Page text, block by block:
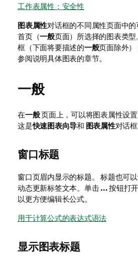
工作表属性：安全性
图表属性对话框的不同属性页面中
首页（一般页面）所选择的图表类型
框（下面将要描述的一般页面除外
参阅说明具体图表的章节。
一般
在一般页面上，可以将图表属性设置
这是快速图表向导和 图表属性对话框
窗口标题
窗口页眉内显示的标题。 标题也可
动态更新标签文本。单击...按钮打开
以更方便编辑长公式。
用于计算公式的表达式语法
显示图表标题